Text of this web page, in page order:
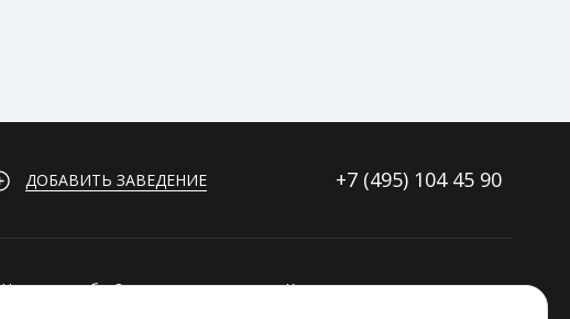
ДОБАВИТЬ ЗАВЕДЕНИЕ +7 (495) 104 45 90
Нашли ошибку?
Контакты